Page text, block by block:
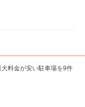
料金が安い駐車場を9件